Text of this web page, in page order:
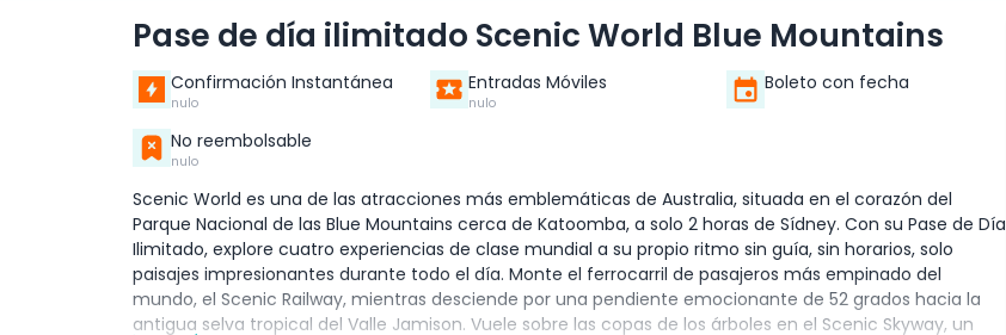
Pase de día ilimitado Scenic World Blue Mountains
Confirmación Instantánea
nulo
Entradas Móviles
nulo
Boleto con fecha
No reembolsable
nulo
Scenic World es una de las atracciones más emblemáticas de Australia, situada en el corazón del
Parque Nacional de las Blue Mountains cerca de Katoomba, a solo 2 horas de Sídney. Con su Pase de Día
Ilimitado, explore cuatro experiencias de clase mundial a su propio ritmo sin guía, sin horarios, solo
paisajes impresionantes durante todo el día. Monte el ferrocarril de pasajeros más empinado del
mundo, el Scenic Railway, mientras desciende por una pendiente emocionante de 52 grados hacia la
antigua selva tropical del Valle Jamison. Vuele sobre las copas de los árboles en el Scenic Skyway, un